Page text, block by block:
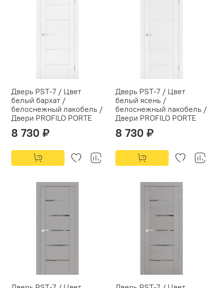
Дверь PST-7 / Цвет
белый бархат /
белоснежный лакобель /
Двери PROFILO PORTE
8 730 ₽
Дверь PST-7 / Цвет
белый ясень /
белоснежный лакобель /
Двери PROFILO PORTE
8 730 ₽